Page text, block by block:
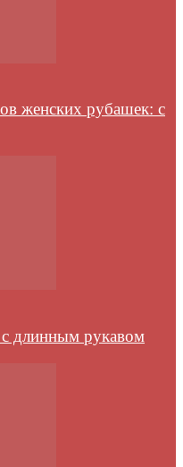
женских рубашек: с
длинным рукавом